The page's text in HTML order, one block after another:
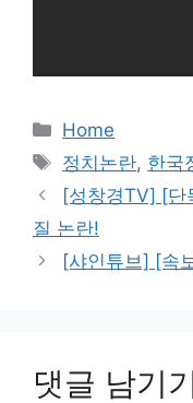
카
테
고
리
Home
태
그
정치논란, 한국
[성창경TV] [단
질 논란!
[샤인튜브] [속
댓글 남기